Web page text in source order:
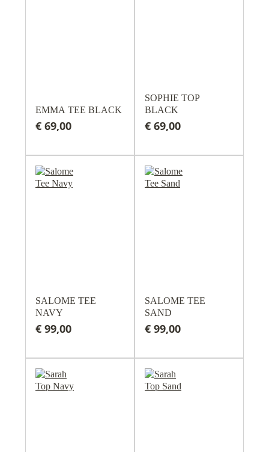
EMMA TEE BLACK
€ 69,00
SOPHIE TOP
BLACK
€ 69,00
SALOME TEE
NAVY
€ 99,00
SALOME TEE
SAND
€ 99,00